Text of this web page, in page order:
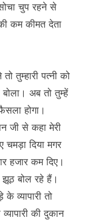
चुप रहने से
कम कीमत देता
तुम्हारी पत्नी को
अब तो तुम्हें
होगा।
जी से कहा मेरी
चमड़ा दिया मगर
हजार कम दिए।
झूठ बोल रहे हैं।
व्यापारी तो
की दुकान